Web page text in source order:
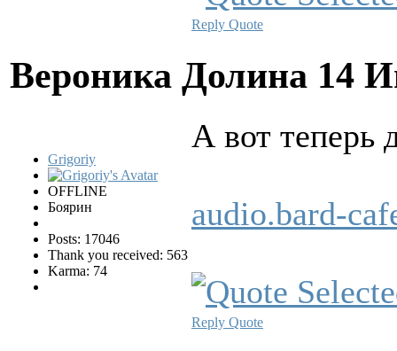
Reply Quote
Вероника Долина 14
Grigoriy
OFFLINE
Боярин
Posts: 17046
Thank you received: 563
Karma: 74
А вот тепеpь
audio.bard-
Reply Quote